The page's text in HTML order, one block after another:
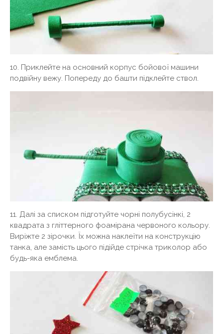
10. Приклейте на основний корпус бойової машини
подвійну вежу. Попереду до башти підклейте ствол.
11. Далі за списком підготуйте чорні полубусінкі, 2
квадрата з гліттерного фоамірана червоного кольору.
Виріжте 2 зірочки. Їх можна наклеїти на конструкцію
танка, але замість цього підійде стрічка триколор або
будь-яка емблема.